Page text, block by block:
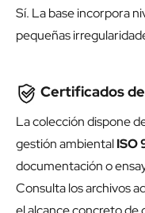
Sí. La base incorpora
pequeñas
Certificados
La colección dispone
gestión ambientalISO
documentación o
Consulta los archivos